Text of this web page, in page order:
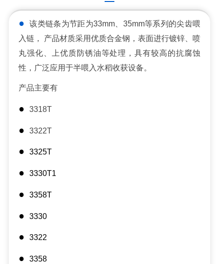
●
该类链条为节距为33mm、35mm等系列的尖齿喂
入链，
产品材质采用优质合金钢，表面进行镀锌、喷
丸强化、上优质防锈油等处理，具有较高的抗腐蚀
性，广泛应用于半喂入水稻收获设备。
产品主要有
● 3318T
● 3322T
● 3325T
● 3330T1
● 3358T
● 3330
● 3322
● 3358